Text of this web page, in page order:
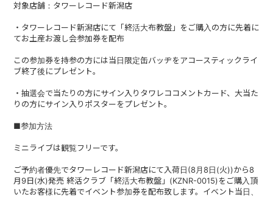
ABOUT
VIDEO
GOODS
終活商店(通販)
ガチャガチャ
対象店舗：タワーレコード新潟店
・タワーレコード新潟店にて「終活大布教盤」をご購入の方に先着に
てお土産お渡し会参加券を配布
この参加券を持参の方には当日限定缶バッヂをアコースティックライ
ブ終了後にプレゼント。
・抽選会で当たりの方にサイン入りタワレココメントカード、大当た
りの方にサイン入りポスターをプレゼント。
■参加方法
ミニライブは観覧フリーです。
ご予約者優先でタワーレコード新潟店にて入荷日(8月8日(火))から8
月9日(水)発売 終活クラブ「終活大布教盤」(KZNR-0015)をご購入頂
いたお客様に先着でイベント参加券を配布致します。イベント当日、